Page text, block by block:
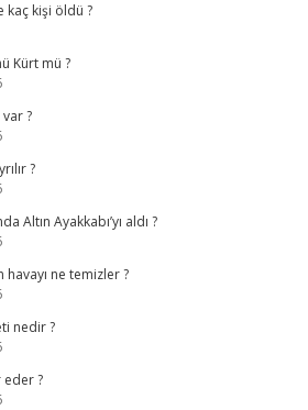
kişi öldü ?
Kürt mü ?
?
?
Altın Ayakkabı’yı aldı ?
ne temizler ?
nedir ?
eder ?